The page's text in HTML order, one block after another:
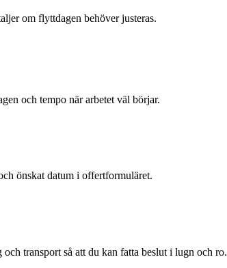
om flyttdagen behöver justeras.
och tempo när arbetet väl börjar.
önskat datum i offertformuläret.
transport så att du kan fatta beslut i lugn och ro.